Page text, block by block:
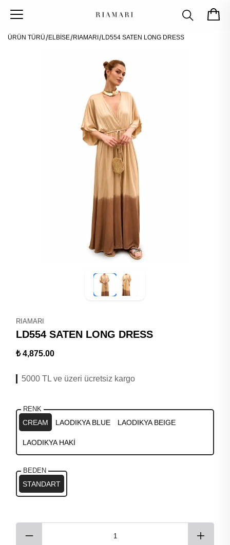
ÜRÜN TÜRÜ ELBİSE RIAMARI LD554 SATEN LONG DRESS
RIAMARI
LD554 SATEN LONG DRESS
₺ 4,875.00
5000 TL ve üzeri ücretsiz kargo
RENK
CREAM LAODIKYA BLUE LAODIKYA BEIGE
LAODIKYA HAKİ
BEDEN
STANDART